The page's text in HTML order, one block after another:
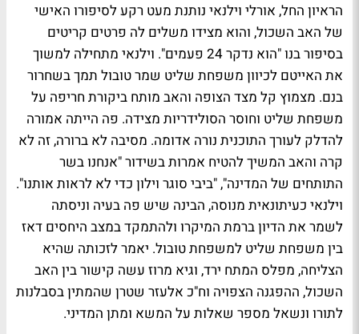
הראיון החל, אורלי וילנאי נותנת מעט רקע לסיפורו האישי
של האב השכול, והוא מצידו משלים לה פרטים קריטים
בסיפור בנו "הוא נדקר 24 פעמים". וילנאי מתחילה למשוך
את האייטם לכיוון משפחת שליט שמר טובול תמך בשחרור
בנם. מצמוץ קל מצד הצופה והאב מותח ביקורת חריפה על
משפחת שליט וחוסר הסולידריות מצידה. פה הייתה אמורה
להדלק לעורך התוכנית נורה אדומה. מסיבה לא ברורה, זה לא
קרה והאב המשיך להטיח אמרות בשידור "אנחנו בשר
התותחים של המדינה", "ביבי סוגר וילון כדי לא לראות אותנו".
וילנאי כעיתונאית מנוסה, הבינה שיש פה בעיה וניסתה
לשמר את הדיון ברמת המיקרו ולהתמקד במצב היחסים דאז
בין משפחת שליט למשפחת טובול. יאמר לזכותה שהיא
הצליחה, מפלס המתח ירד, וגיא מרוז עשה קישור בין האב
השכול, ההפגנה הצפויה וח"כ אלעזר שטרן שהמתין בסבלנות
לתורו ונשאל מספר שאלות על המשא ומתן המדיני.